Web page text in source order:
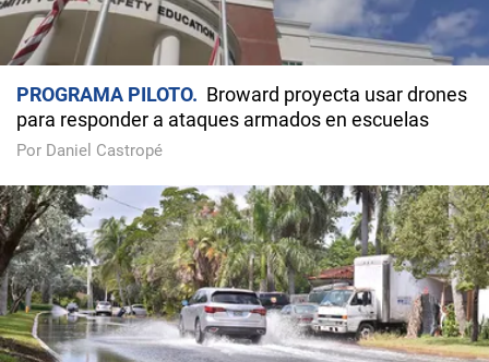
PROGRAMA PILOTO
Broward proyecta usar drones
para responder a ataques armados en escuelas
Por Daniel Castropé